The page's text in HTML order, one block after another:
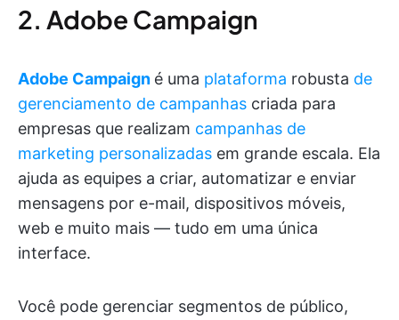
2. Adobe Campaign
Adobe Campaign é uma plataforma robusta de
gerenciamento de campanhas criada para
empresas que realizam campanhas de
marketing personalizadas em grande escala. Ela
ajuda as equipes a criar, automatizar e enviar
mensagens por e-mail, dispositivos móveis,
web e muito mais — tudo em uma única
interface.
Você pode gerenciar segmentos de público,